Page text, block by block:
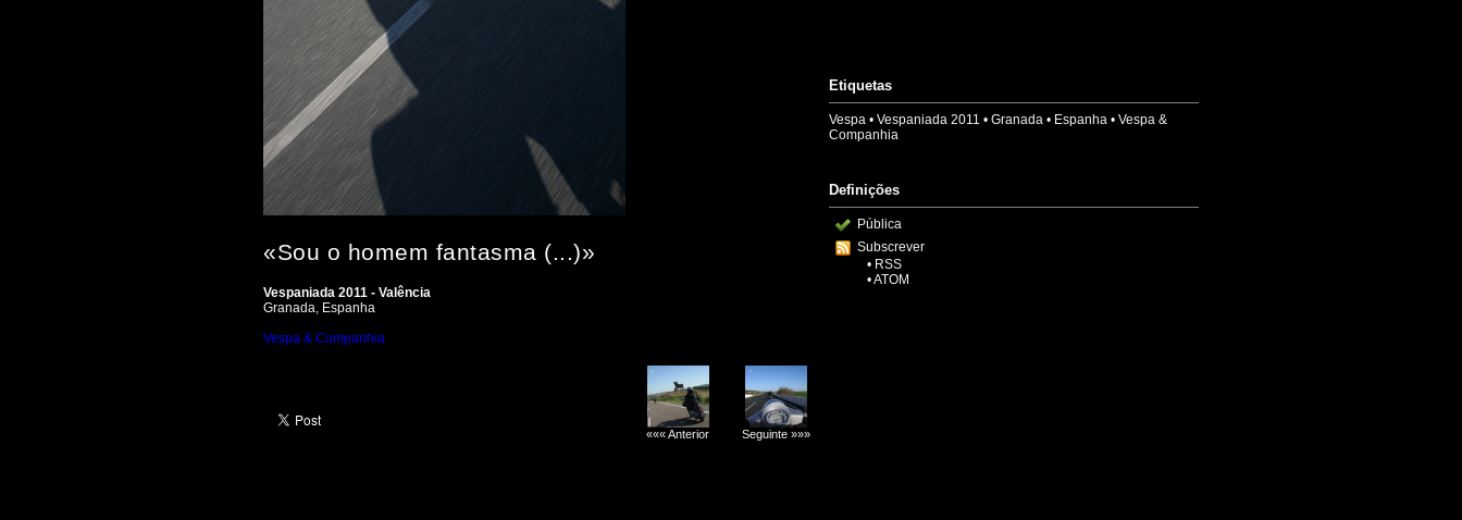
«Sou o homem fantasma (...)»
Vespaniada 2011 - Valência
Granada, Espanha
Vespa & Companhia
««« Anterior Seguinte »»»
Etiquetas
Vespa • Vespaniada 2011 • Granada • Espanha • Vespa &
Companhia
Definições
Pública
Subscrever
• RSS
•ATOM